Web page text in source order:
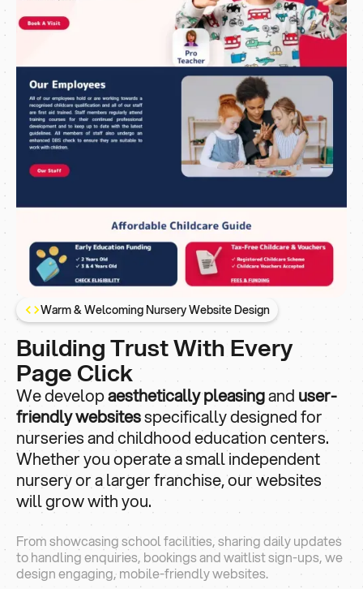
Warm & Welcoming Nursery Website Design
Building Trust With Every
Page Click
We developaesthetically pleasingand user-
friendly websitesspecifically designed for
nurseries and childhood education centers.
Whether you operate a small independent
nursery or a larger franchise, our websites
will grow with you.
From showcasing school facilities, sharing daily updates
to handling enquiries, bookings and waitlist sign-ups, we
design engaging, mobile-friendly websites.